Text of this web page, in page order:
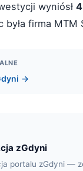
wyniósł
była firma MTM
→
zGdyni
portalu zGdyni —